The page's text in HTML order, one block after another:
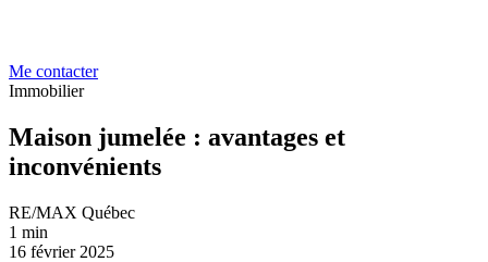
Me contacter
Immobilier
Maison jumelée : avantages et
inconvénients
RE/MAX Québec
1 min
16 février 2025